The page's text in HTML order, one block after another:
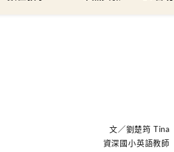
文／劉楚筠 Tina
資深國小英語教師